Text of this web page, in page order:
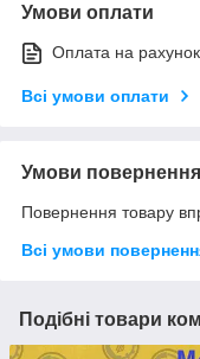
Умови оплати
Оплата на рахунок
Всі умови оплати
Умови повернення
Повернення товару
Всі умови
Подібні товари